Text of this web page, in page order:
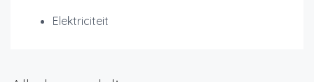
Elektriciteit